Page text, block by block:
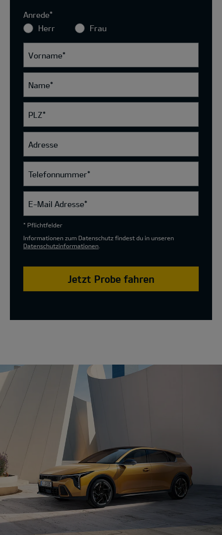
Anrede*
Herr
Frau
Vorname*
Name*
PLZ*
Adresse
Telefonnummer*
E-Mail Adresse*
* Pflichtfelder
Informationen zum Datenschutz findest du in unseren
Datenschutzinformationen
Jetzt Probe fahren